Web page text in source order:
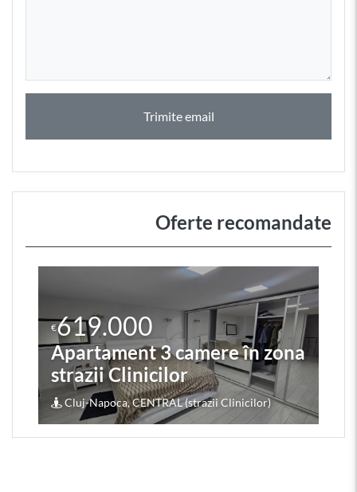
Trimite email
Oferte recomandate
€619.000
Apartament 3 camere în zona
strazii Clinicilor
Cluj-Napoca, CENTRAL (strazii Clinicilor)